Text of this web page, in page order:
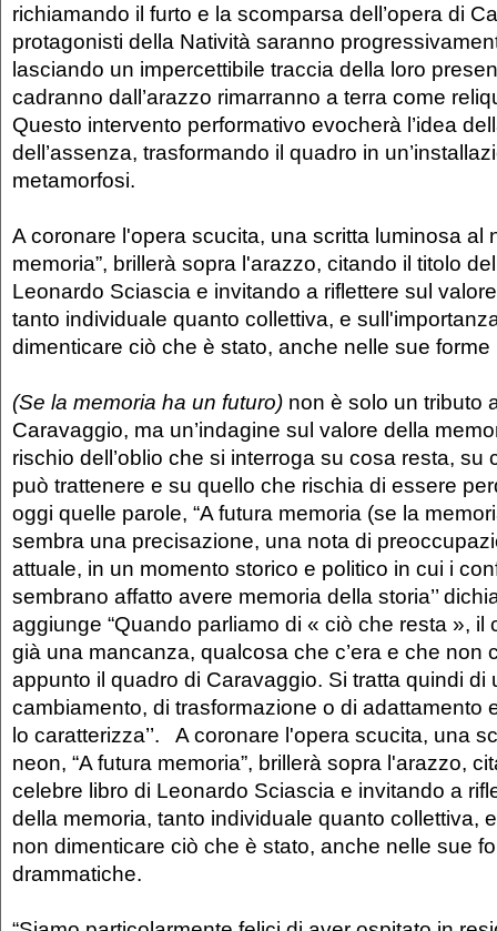
richiamando il furto e la scomparsa dell’opera di
protagonisti della Natività saranno
lasciando un impercettibile traccia della loro
cadranno dall’arazzo rimarranno a terra come
Questo intervento performativo evocherà l’idea
dell’assenza, trasformando il quadro in
metamorfosi.
A coronare l'opera scucita, una scritta luminosa al
memoria”, brillerà sopra l'arazzo, citando il titolo
Leonardo Sciascia e invitando a riflettere sul
tanto individuale quanto collettiva, e
dimenticare ciò che è stato, anche nelle sue
(Se la memoria ha un futuro) non è solo un tributo
Caravaggio, ma un’indagine sul valore della
rischio dell’oblio che si interroga su cosa resta, su
può trattenere e su quello che rischia di essere
oggi quelle parole, “A futura memoria (se la
sembra una precisazione, una nota di
attuale, in un momento storico e politico in cui i
sembrano affatto avere memoria della storia’’
aggiunge “Quando parliamo di « ciò che resta », il
già una mancanza, qualcosa che c’era e che non
appunto il quadro di Caravaggio. Si tratta quindi di
cambiamento, di trasformazione o di adattamento
lo caratterizza’’. A coronare l'opera scucita, una
neon, “A futura memoria”, brillerà sopra l'arazzo,
celebre libro di Leonardo Sciascia e invitando a
della memoria, tanto individuale quanto collettiva,
non dimenticare ciò che è stato, anche nelle sue
drammatiche.